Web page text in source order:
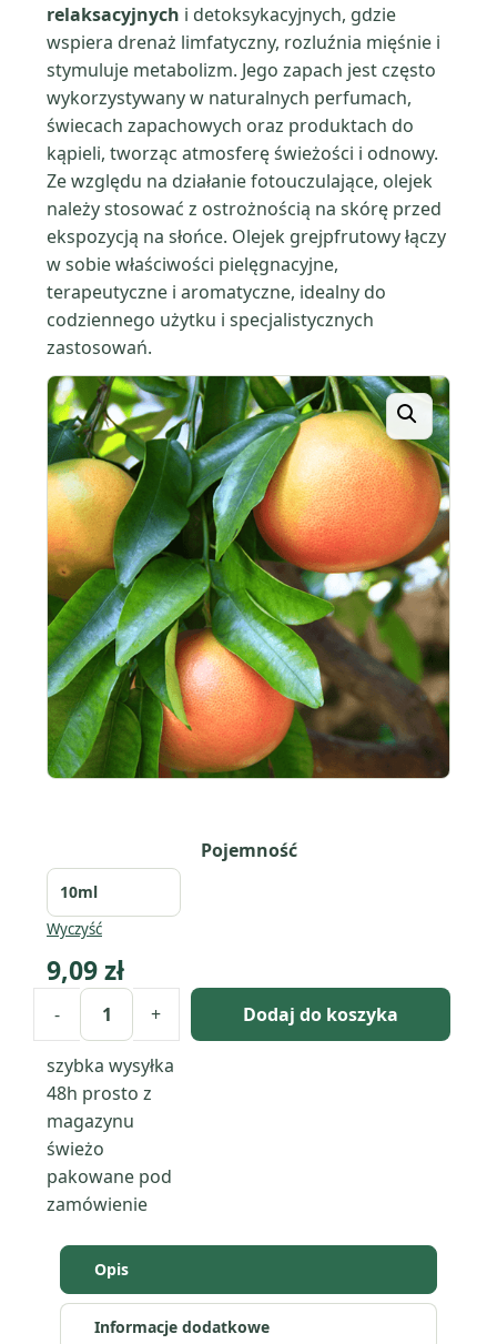
relaksacyjnych i detoksykacyjnych, gdzie
wspiera drenaż limfatyczny, rozluźnia mięśnie i
stymuluje metabolizm. Jego zapach jest często
wykorzystywany w naturalnych perfumach,
świecach zapachowych oraz produktach do
kąpieli, tworząc atmosferę świeżości i odnowy.
Ze względu na działanie fotouczulające, olejek
należy stosować z ostrożnością na skórę przed
ekspozycją na słońce. Olejek grejpfrutowy łączy
w sobie właściwości pielęgnacyjne,
terapeutyczne i aromatyczne, idealny do
codziennego użytku i specjalistycznych
zastosowań.
Pojemność
Wyczyść
9,09zł
- + Dodaj do koszyka
szybka wysyłka
48h prosto z
magazynu
świeżo
pakowane pod
zamówienie
Opis
Informacje dodatkowe